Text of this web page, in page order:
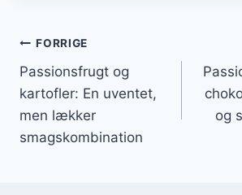
Indlægsnavigation
FORRIGE
Passionsfrugt og
kartofler: En uventet,
men lækker
smagskombination
og